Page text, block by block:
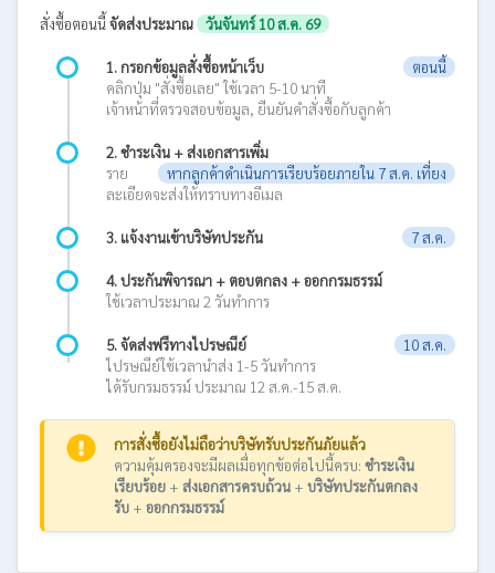
สั่งซื้อตอนนี้จัดส่งประมาณ วันจันทร์ 10 ส.ค. 69
1. กรอกข้อมูลสั่งซื้อหน้าเว็บ
ตอนนี้
คลิกปุ่ม "สั่งซื้อเลย" ใช้เวลา 5-10 นาที
เจ้าหน้าที่ตรวจสอบข้อมูล, ยืนยันคำสั่งซื้อกับลูกค้า
2. ชำระเงิน + ส่งเอกสารเพิ่ม
หากลูกค้าดำเนินการเรียบร้อยภายใน 7 ส.ค. เที่ยง
ราย
ละเอียดจะส่งให้ทราบทางอีเมล
3. แจ้งงานเข้าบริษัทประกัน 7 ส.ค.
4. ประกันพิจารณา + ตอบตกลง + ออกกรมธรรม์
ใช้เวลาประมาณ 2 วันทำการ
5. จัดส่งฟรีทางไปรษณีย์
10 ส.ค.
ไปรษณีย์ใช้เวลานำส่ง 1-5 วันทำการ
ได้รับกรมธรรม์ ประมาณ 12 ส.ค.-15 ส.ค.
การสั่งซื้อยังไม่ถือว่าบริษัทรับประกันภัยแล้ว
ความคุ้มครองจะมีผลเมื่อทุกข้อต่อไปนี้ครบ: ชำระเงิน
เรียบร้อย+ ส่งเอกสารครบถ้วน+ บริษัทประกันตกลง
รับ+ ออกกรมธรรม์